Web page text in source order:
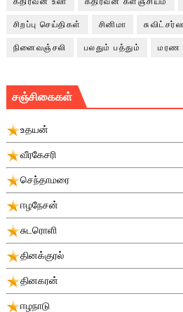
சிறப்பு செய்திகள் சினிமா
நினைவஞ்சலி பலதும் பத்தும் மரண
சஞ்சிகைகள்
உதயன்
வீரகேசரி
செந்தாமரை
ஈழநேசன்
சுடரொளி
தினக்குரல்
தினகரன்
ஈழநாடு